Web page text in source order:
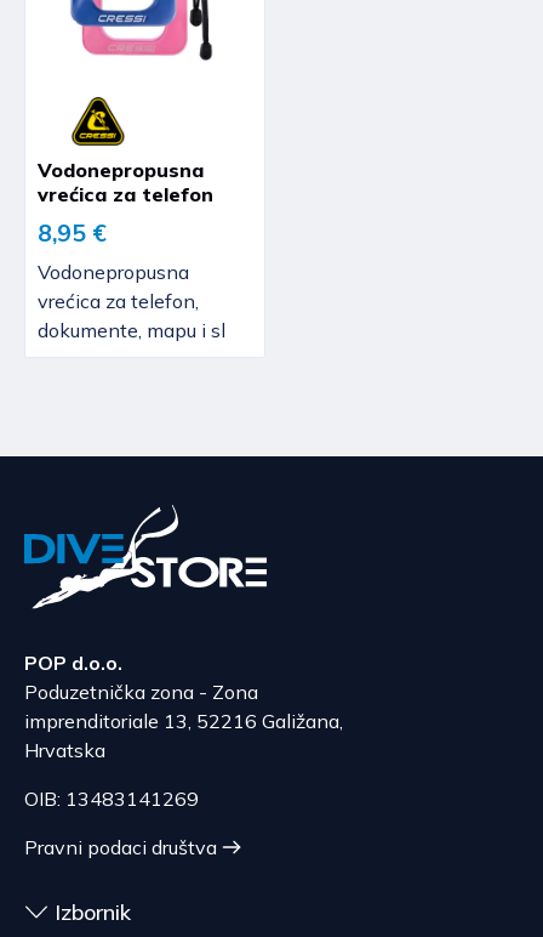
Vodonepropusna
vrećica za telefon
8,95 €
Vodonepropusna
vrećica za telefon,
dokumente, mapu i sl
POP d.o.o.
Poduzetnička zona - Zona
imprenditoriale 13, 52216 Galižana,
Hrvatska
OIB: 13483141269
Pravni podaci društva
Izbornik